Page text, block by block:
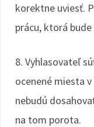
korektne uviesť.
prácu, ktorá
8. Vyhlasovateľ
ocenené miesta
nebudú
na tom porota.